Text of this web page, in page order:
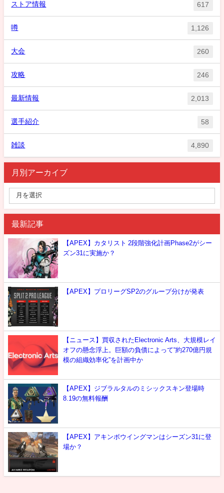
ストア情報 617
噂 1,126
大会 260
攻略 246
最新情報 2,013
選手紹介 58
雑談 4,890
月別アーカイブ
最新記事
【APEX】カタリスト 2段階強化計画Phase2がシー
ズン31に実施か？
【APEX】プロリーグSP2のグループ分けが発表
【ニュース】買収されたElectronic Arts、大規模レイ
オフの懸念浮上。巨額の負債によって“約270億円規
模の組織効率化”を計画中か
【APEX】ジブラルタルのミシックスキン登場時
8.19の無料報酬
【APEX】アキンボウイングマンはシーズン31に登
場か？